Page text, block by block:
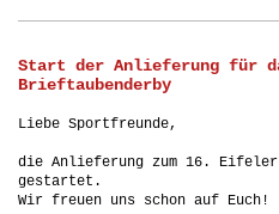
Start der Anlieferung für
Brieftaubenderby
Liebe Sportfreunde,
die Anlieferung zum 16.
gestartet.
Wir freuen uns schon auf Euch!